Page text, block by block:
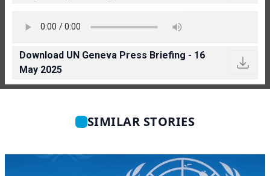
Download UN Geneva Press Briefing - 16
May 2025
SIMILAR STORIES